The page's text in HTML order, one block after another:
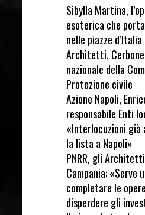
Sibylla Martina,
esoterica che
nelle piazze d’Italia
Architetti,
nazionale della
Protezione civile
Azione Napoli,
responsabile Enti
«Interlocuzioni già
la lista a Napoli»
PNRR, gli
Campania: «Serve
completare le
disperdere gli